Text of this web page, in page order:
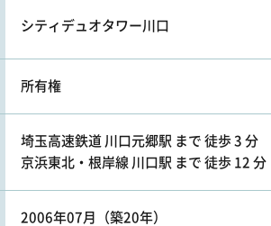
シティデュオタワー川口
所有権
埼玉高速鉄道 川口元郷駅 まで 徒歩 3 分
京浜東北・根岸線 川口駅 まで 徒歩 12 分
2006年07月（築20年）